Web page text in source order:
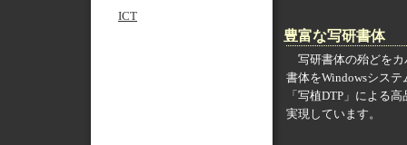
ICT
豊富な写研書体
写研書体の殆どを
書体をWindowsシステ
「写植DTP」による
実現しています。